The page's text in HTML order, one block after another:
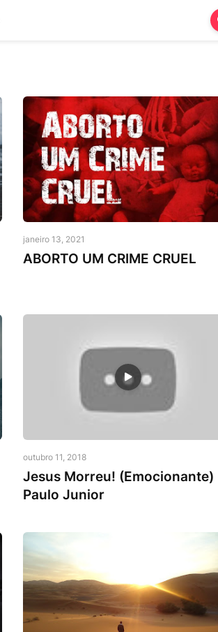
janeiro 13, 2021
ABORTO UM CRIME CRUEL
outubro 11, 2018
Jesus Morreu! (Emocionante)
Paulo Junior